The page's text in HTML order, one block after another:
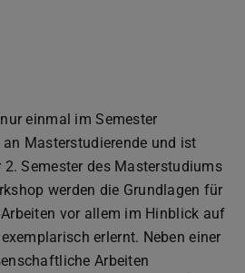
einmal im Semester
Masterstudierende und ist
Semester des Masterstudiums
werden die Grundlagen für
vor allem im Hinblick auf
erlernt. Neben einer
Arbeiten